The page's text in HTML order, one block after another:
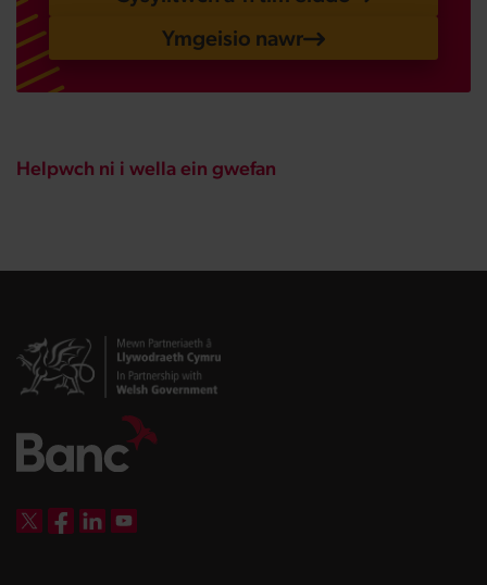
Ymgeisio nawr
Helpwch ni i wella ein gwefan